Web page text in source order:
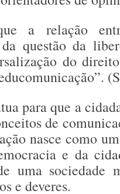
a relação
questão da
do
para que a
de
nasce como
e da
uma sociedade
e deveres.